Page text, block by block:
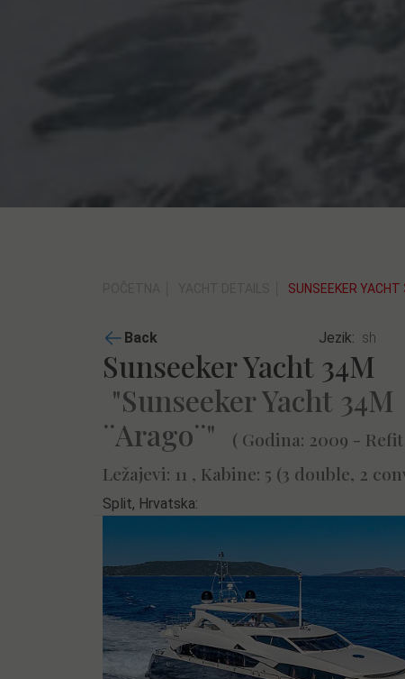
SUNSEEKER
Back Jezik:
Sunseeker Yacht 34M
"Sunseeker Yacht 34M
¨Arago¨"
( Godina: 2009 -
Ležajevi: 11 , Kabine: 5 (3 double, 2
Split, Hrvatska: